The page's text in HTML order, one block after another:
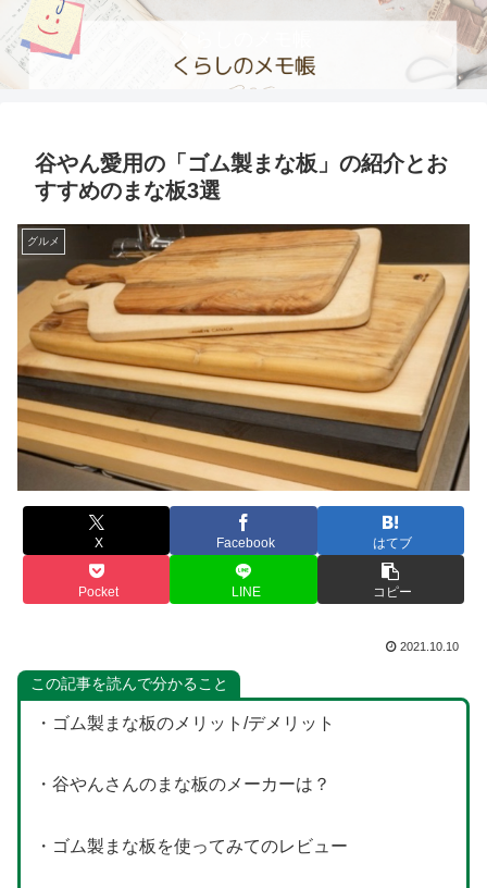
谷やん愛用の「ゴム製まな板」の紹介とお
すすめのまな板3選
グルメ
X Facebook はてブ
Pocket LINE コピー
2021.10.10
この記事を読んで分かること
・ゴム製まな板のメリット/デメリット
・谷やんさんのまな板のメーカーは？
・ゴム製まな板を使ってみてのレビュー